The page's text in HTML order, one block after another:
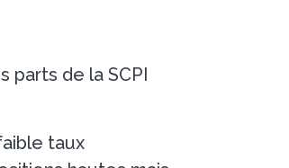
parts de la SCPI
taux